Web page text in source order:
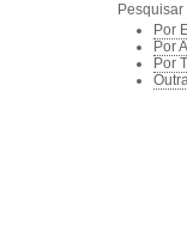
Pesquisar
Por
Por
Por